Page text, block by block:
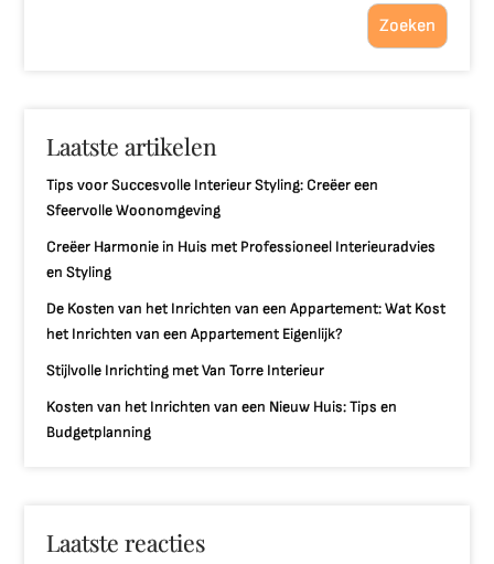
Zoeken
Laatste artikelen
Tips voor Succesvolle Interieur Styling: Creëer een
Sfeervolle Woonomgeving
Creëer Harmonie in Huis met Professioneel Interieuradvies
en Styling
De Kosten van het Inrichten van een Appartement: Wat Kost
het Inrichten van een Appartement Eigenlijk?
Stijlvolle Inrichting met Van Torre Interieur
Kosten van het Inrichten van een Nieuw Huis: Tips en
Budgetplanning
Laatste reacties